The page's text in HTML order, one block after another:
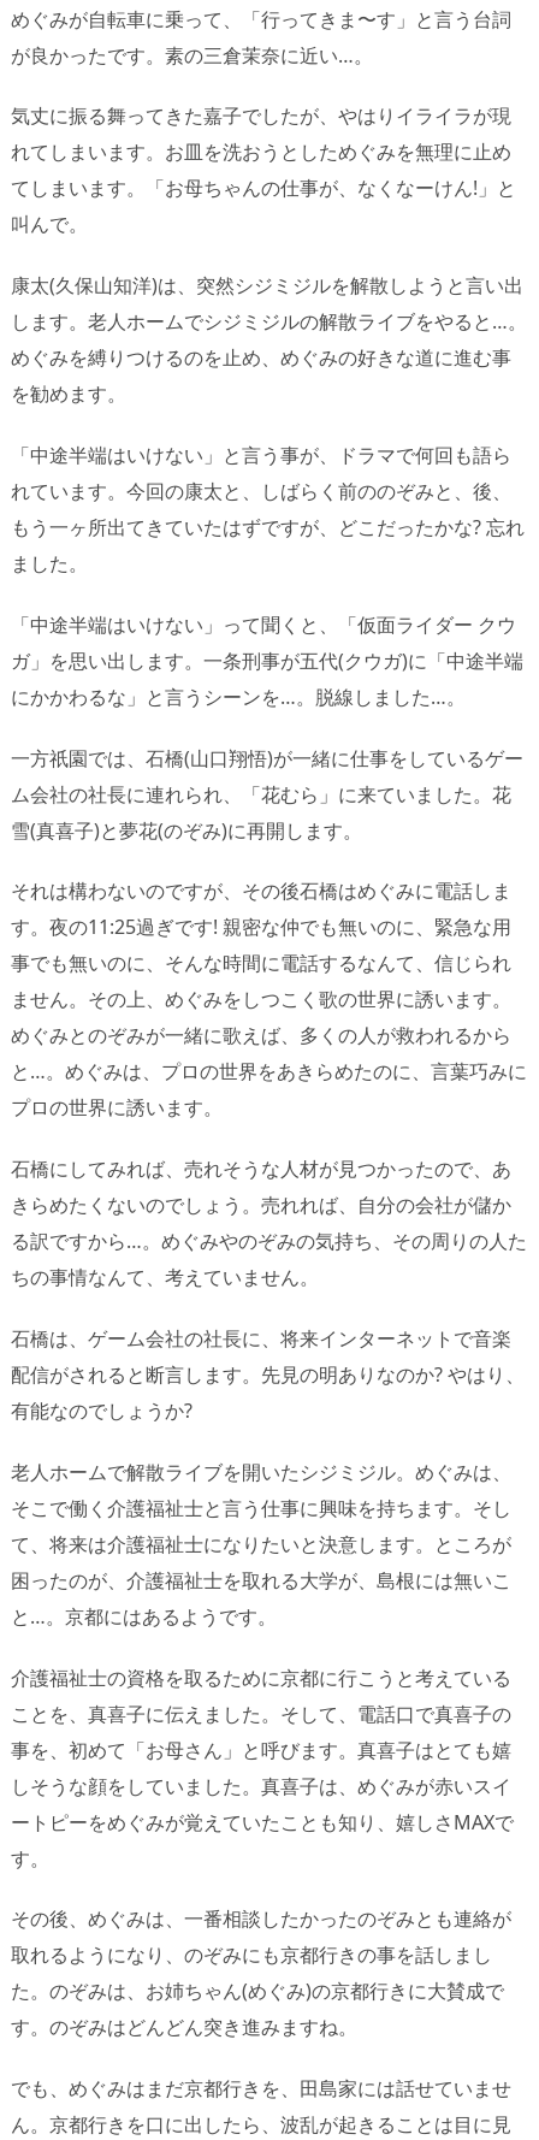
めぐみが自転車に乗って、「行ってきま〜す」と言う台詞
が良かったです。素の三倉茉奈に近い…。
気丈に振る舞ってきた嘉子でしたが、やはりイライラが現
れてしまいます。お皿を洗おうとしためぐみを無理に止め
てしまいます。「お母ちゃんの仕事が、なくなーけん!」と
叫んで。
康太(久保山知洋)は、突然シジミジルを解散しようと言い出
します。老人ホームでシジミジルの解散ライブをやると…。
めぐみを縛りつけるのを止め、めぐみの好きな道に進む事
を勧めます。
「中途半端はいけない」と言う事が、ドラマで何回も語ら
れています。今回の康太と、しばらく前ののぞみと、後、
もう一ヶ所出てきていたはずですが、どこだったかな? 忘れ
ました。
「中途半端はいけない」って聞くと、「仮面ライダー クウ
ガ」を思い出します。一条刑事が五代(クウガ)に「中途半端
にかかわるな」と言うシーンを…。脱線しました…。
一方祇園では、石橋(山口翔悟)が一緒に仕事をしているゲー
ム会社の社長に連れられ、「花むら」に来ていました。花
雪(真喜子)と夢花(のぞみ)に再開します。
それは構わないのですが、その後石橋はめぐみに電話しま
す。夜の11:25過ぎです! 親密な仲でも無いのに、緊急な用
事でも無いのに、そんな時間に電話するなんて、信じられ
ません。その上、めぐみをしつこく歌の世界に誘います。
めぐみとのぞみが一緒に歌えば、多くの人が救われるから
と…。めぐみは、プロの世界をあきらめたのに、言葉巧みに
プロの世界に誘います。
石橋にしてみれば、売れそうな人材が見つかったので、あ
きらめたくないのでしょう。売れれば、自分の会社が儲か
る訳ですから…。めぐみやのぞみの気持ち、その周りの人た
ちの事情なんて、考えていません。
石橋は、ゲーム会社の社長に、将来インターネットで音楽
配信がされると断言します。先見の明ありなのか? やはり、
有能なのでしょうか?
老人ホームで解散ライブを開いたシジミジル。めぐみは、
そこで働く介護福祉士と言う仕事に興味を持ちます。そし
て、将来は介護福祉士になりたいと決意します。ところが
困ったのが、介護福祉士を取れる大学が、島根には無いこ
と…。京都にはあるようです。
介護福祉士の資格を取るために京都に行こうと考えている
ことを、真喜子に伝えました。そして、電話口で真喜子の
事を、初めて「お母さん」と呼びます。真喜子はとても嬉
しそうな顔をしていました。真喜子は、めぐみが赤いスイ
ートピーをめぐみが覚えていたことも知り、嬉しさMAXで
す。
その後、めぐみは、一番相談したかったのぞみとも連絡が
取れるようになり、のぞみにも京都行きの事を話しまし
た。のぞみは、お姉ちゃん(めぐみ)の京都行きに大賛成で
す。のぞみはどんどん突き進みますね。
でも、めぐみはまだ京都行きを、田島家には話せていませ
ん。京都行きを口に出したら、波乱が起きることは目に見